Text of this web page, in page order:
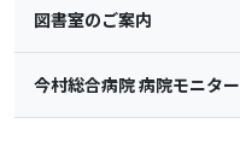
図書室のご案内
今村総合病院 病院モニター